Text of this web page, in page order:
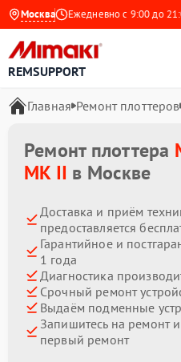
Москва
Яндекс Ежедневно с 9:00 до 21:00
REMSUPPORT
Главная Ремонт плоттеров
Ремонт плоттера
MK II в Москве
Доставка и приём
предоставляется
Гарантийное и
1 года
Диагностика
Срочный ремонт
Выдаём подменные
Запишитесь на ремонт
первый ремонт